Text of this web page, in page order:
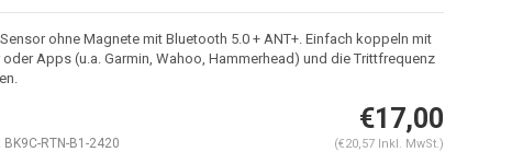
ohne Magnete mit Bluetooth 5.0 + ANT+. Einfach koppeln mit
Apps (u.a. Garmin, Wahoo, Hammerhead) und die Trittfrequenz
BK9C-RTN-B1-2420
€17,00
(€20,57 Inkl. MwSt.)